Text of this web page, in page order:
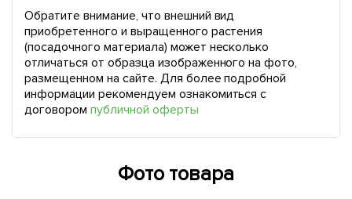
Обратите внимание, что внешний вид
приобретенного и выращенного растения
(посадочного материала) может несколько
отличаться от образца изображенного на фото,
размещенном на сайте. Для более подробной
информации рекомендуем ознакомиться с
договором публичной оферты
Фото товара